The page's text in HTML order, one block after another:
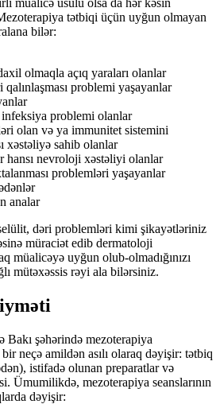
tətbiqi üçün uyğun olmayan
bilər:
olmaqla açıq yaraları olanlar
problemi yaşayanlar
problemi olanlar
olan və ya immunitet sistemini
xəstəliyə sahib olanlar
hansı nevroloji xəstəliyi olanlar
problemləri yaşayanlar
analar
selülit, dəri problemləri kimi şikayətləriniz
müraciət edib dermatoloji
müalicəyə uyğun olub-olmadığınızı
mütəxəssis rəyi ala bilərsiniz.
Bakı şəhərində mezoterapiya
neçə amildən asılı olaraq dəyişir: tətbiq
istifadə olunan preparatlar və
Ümumilikdə, mezoterapiya seanslarının
dəyişir: